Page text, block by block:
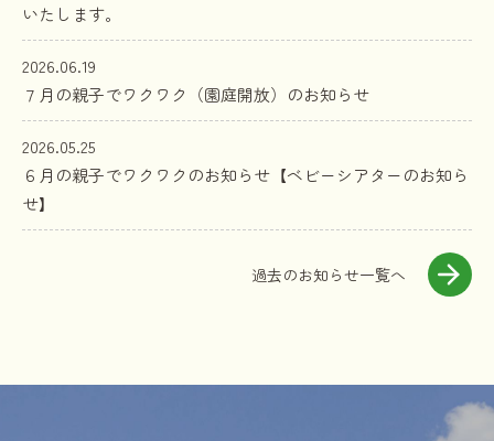
いたします。
2026.06.19
７月の親子でワクワク（園庭開放）のお知らせ
2026.05.25
６月の親子でワクワクのお知らせ【ベビーシアターのお知ら
せ】
過去のお知らせ一覧へ